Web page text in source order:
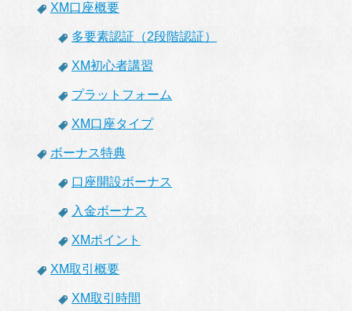
XM口座概要
多要素認証（2段階認証）
XM初心者講習
プラットフォーム
XM口座タイプ
ボーナス特典
口座開設ボーナス
入金ボーナス
XMポイント
XM取引概要
XM取引時間